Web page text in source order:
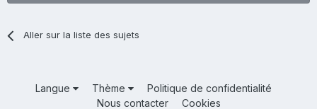
Aller sur la liste des sujets
Langue Thème
Politique de confidentialité
Nous contacter
Cookies